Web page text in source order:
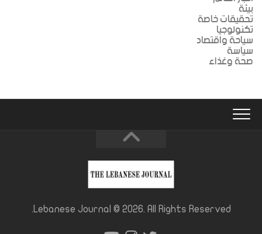
بيئة
تحقيقات خاصة
تكنولوجيا
سياحة واقتصاد
سياسة
صحة وغذاء
Lebanese Journal © 2026. All Rights Reserved.